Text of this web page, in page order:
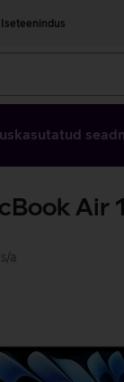
Iseteenindus
Air
a